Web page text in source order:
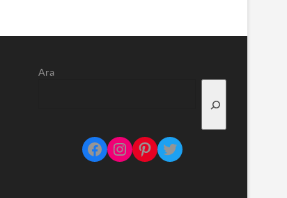
Ara
Facebook
Instagram
Pinterest
Twitter